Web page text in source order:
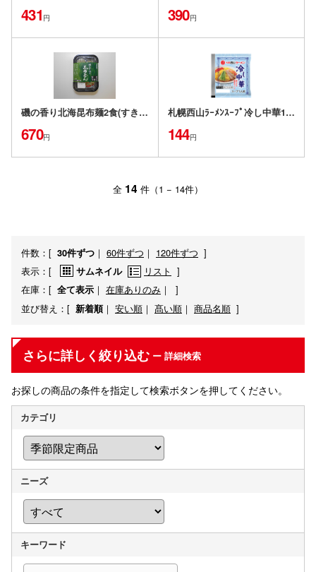
431 円 390円
磯の香り北海昆布麺2食(すき昆布無し)
670円
札幌西山ﾗｰﾒﾝｽｰﾌﾟ冷し中華1人前
144円
全 14 件（1 − 14件）
件数： [ 30件ずつ ｜ 60件ずつ ｜ 120件ずつ ]
表示： [ サムネイル リスト ]
在庫： [ 全て表示 ｜ 在庫ありのみ ｜ ]
並び替え： [ 新着順｜ 安い順 ｜ 髙い順 ｜ 商品名順 ]
さらに詳しく絞り込む ー 詳細検索
お探しの商品の条件を指定して検索ボタンを押してください。
カテゴリ
ニーズ
キーワード